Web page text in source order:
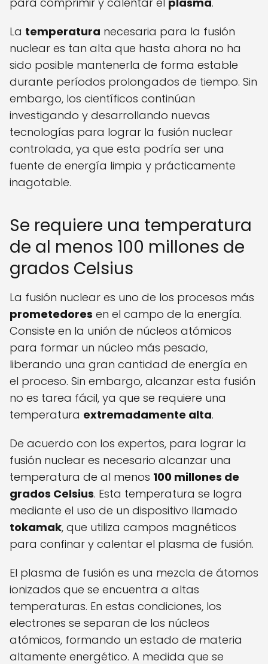
La temperatura necesaria para la fusión
nuclear es tan alta que hasta ahora no ha
sido posible mantenerla de forma estable
durante períodos prolongados de tiempo. Sin
embargo, los científicos continúan
investigando y desarrollando nuevas
tecnologías para lograr la fusión nuclear
controlada, ya que esta podría ser una
fuente de energía limpia y prácticamente
inagotable.
Se requiere una temperatura
de al menos 100 millones de
grados Celsius
La fusión nuclear es uno de los procesos más
prometedores en el campo de la energía.
Consiste en la unión de núcleos atómicos
para formar un núcleo más pesado,
liberando una gran cantidad de energía en
el proceso. Sin embargo, alcanzar esta fusión
no es tarea fácil, ya que se requiere una
temperatura extremadamente alta.
De acuerdo con los expertos, para lograr la
fusión nuclear es necesario alcanzar una
temperatura de al menos 100 millones de
grados Celsius. Esta temperatura se logra
mediante el uso de un dispositivo llamado
tokamak, que utiliza campos magnéticos
para confinar y calentar el plasma de fusión.
El plasma de fusión es una mezcla de átomos
ionizados que se encuentra a altas
temperaturas. En estas condiciones, los
electrones se separan de los núcleos
atómicos, formando un estado de materia
altamente energético. A medida que se